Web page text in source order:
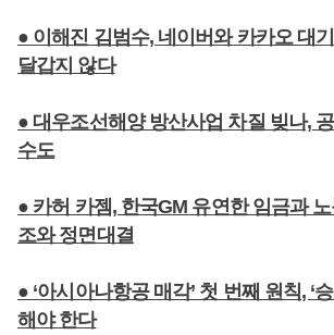
● 이해진 김범수, 네이버와 카카오 대
달갑지 않다
● 대우조선해양 방산사업 차질 빚나,
수도
● 카허 카젬, 한국GM 유연한 임금과
조와 정면대결
● ‘아시아나항공 매각’ 첫 번째 원칙, ‘
해야 한다